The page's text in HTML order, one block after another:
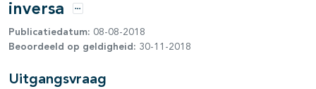
open- en dichtklappen
inversa
Opties
Publicatiedatum: 08-08-2018
Beoordeeld op geldigheid: 30-11-2018
Uitgangsvraag